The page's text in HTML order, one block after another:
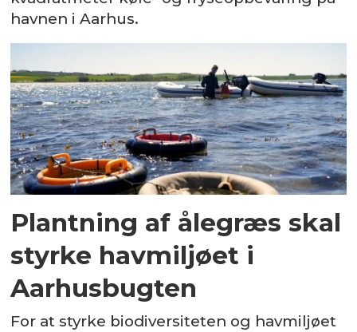
havnen i Aarhus.
Plantning af ålegræs skal
styrke havmiljøet i
Aarhusbugten
For at styrke biodiversiteten og havmiljøet